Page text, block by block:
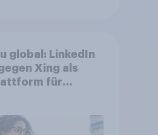
global: LinkedIn
Xing als
für